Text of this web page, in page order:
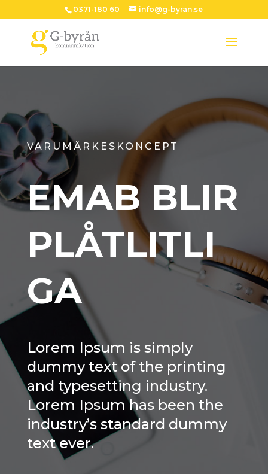
0371-180 60 info@g-byran.se
VARUMÄRKESKONCEPT
EMAB BLIR
PLÅTLITLI
GA
Lorem Ipsum is simply
dummy text of the printing
and typesetting industry.
Lorem Ipsum has been the
industry’s standard dummy
text ever.